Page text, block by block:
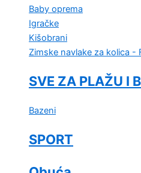
Baby oprema
Igračke
Kišobrani
Zimske navlake za kolica -
SVE ZA PLAŽU I
Bazeni
SPORT